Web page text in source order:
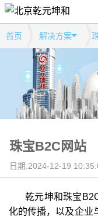
首页 解决方案
珠宝B2C网站
日期:2024-12-19
乾元坤和珠宝
化的传播，以及企业